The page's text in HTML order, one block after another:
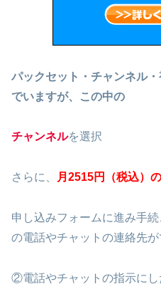
パックセット・ チャンネル
でいますが、この中の
チャンネルを選択
さらに、 月2515円 （税込）
申し込みフォームに進み手
の電話やチャットの連絡先が
②電話やチャットの指示にし